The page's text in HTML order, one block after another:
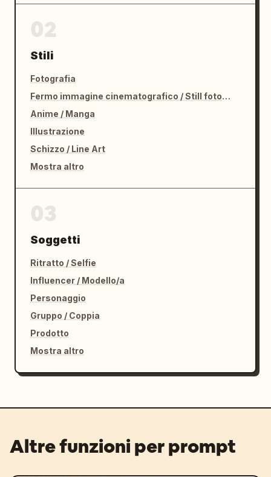
Stili
Fotografia
Fermo immagine cinematografico / Still fotografico
Anime / Manga
Illustrazione
Schizzo / Line Art
Mostra altro
Soggetti
Ritratto / Selfie
Influencer / Modello/a
Personaggio
Gruppo / Coppia
Prodotto
Mostra altro
Altre funzioni per prompt